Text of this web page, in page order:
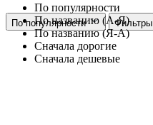
По популярности
По названию (А-Я)
По названию (Я-А)
Сначала дорогие
Сначала дешевые
По популярности Фильтры